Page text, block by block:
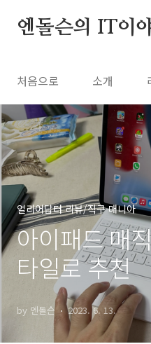
엔돌슨의 IT이
처음으로 소개
얼리어답터 리뷰/직구 매니아
아이패드 매
타일로 추천
by 엔돌슨 2023. 6. 13.